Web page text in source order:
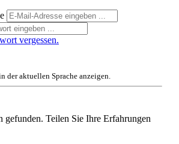
vergessen.
der aktuellen Sprache anzeigen.
gefunden. Teilen Sie Ihre Erfahrungen